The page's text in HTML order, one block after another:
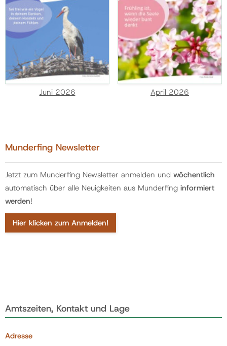
Juni 2026 April 2026
Munderfing Newsletter
Jetzt zum Munderfing Newsletter anmelden und wöchentlich
automatisch über alle Neuigkeiten aus Munderfing informiert
werden!
Hier klicken zum Anmelden!
Amtszeiten, Kontakt und Lage
Adresse